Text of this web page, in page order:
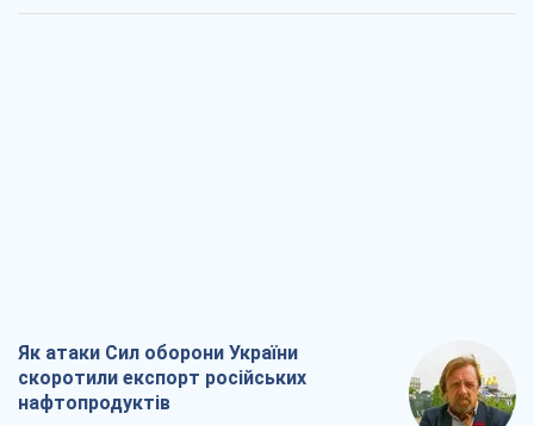
Як атаки Сил оборони України
скоротили експорт російських
нафтопродуктів